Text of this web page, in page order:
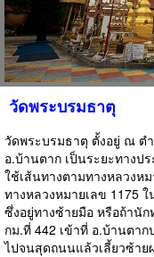
วัดพระบรมธาตุ
วัดพระบรมธาตุ ตั้งอยู่ ณ ต
อ.บ้านตาก เป็นระยะทางป
ใช้เส้นทางตามทางหลวงห
ทางหลวงหมายเลข 1175
ซึ่งอยู่ทางซ้ายมือ หรือถ้านัก
กม.ที่ 442 เข้าที่ อ.บ้านตา
ไปจนสุดถนนแล้วเลี้ยวซ้าย